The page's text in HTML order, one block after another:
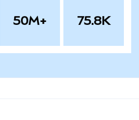
50M+ 75.8K